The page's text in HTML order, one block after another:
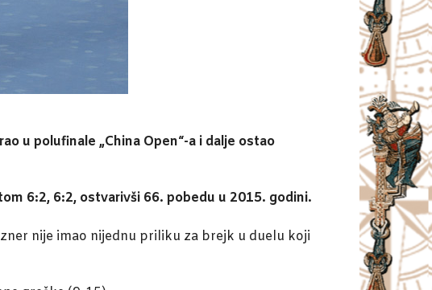
u polufinale „China Open“-a i dalje ostao
6:2, 6:2, ostvarivši 66. pobedu u 2015. godini.
nije imao nijednu priliku za brejk u duelu koji